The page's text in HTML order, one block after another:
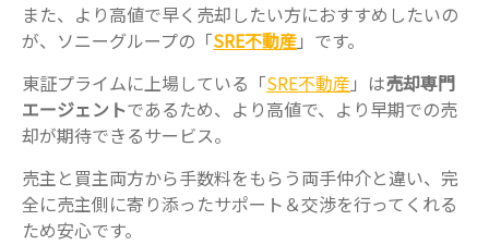
また、より高値で早く売却したい方におすすめしたいの
が、ソニーグループの「SRE不動産」です。
東証プライムに上場している「SRE不動産 」は売却専門
エージェントであるため、より高値で、より早期での売
却が期待できるサービス。
売主と買主両方から手数料をもらう両手仲介と違い、完
全に売主側に寄り添ったサポート＆交渉を行ってくれる
ため安心です。